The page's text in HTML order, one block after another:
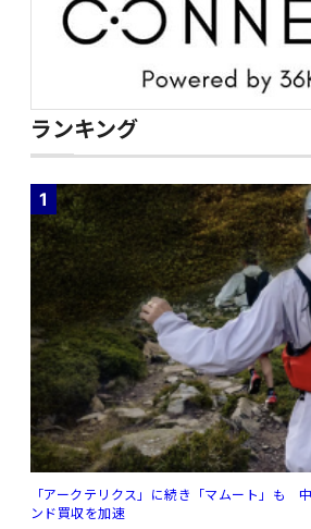
ランキング
1
「アークテリクス」に続き「マムート」も
ンド買収を加速